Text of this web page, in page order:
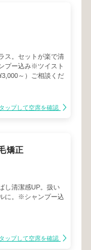
ス。セットが楽で清
プー込み※ツイスト
～）ご相談くだ
タップして空席を確認
矯正
し清潔感UP。扱い
に。※シャンプー込
タップして空席を確認